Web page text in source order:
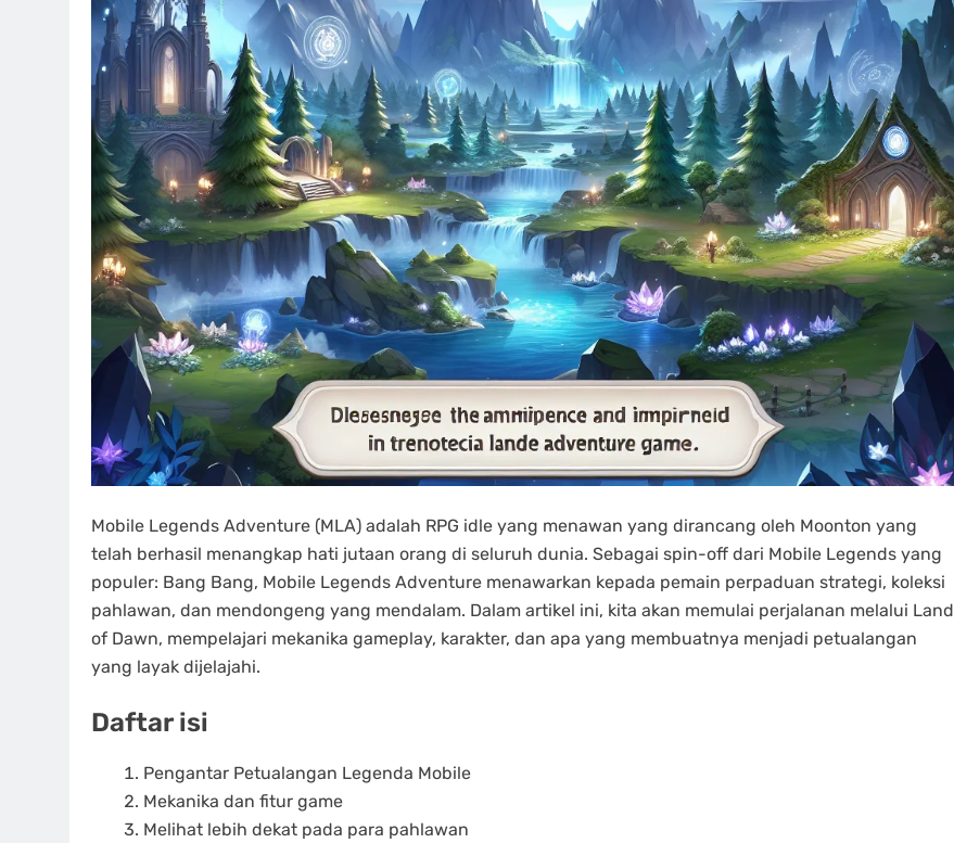
Mobile Legends Adventure (MLA) adalah RPG idle yang menawan yang dirancang oleh Moonton yang
telah berhasil menangkap hati jutaan orang di seluruh dunia. Sebagai spin-off dari Mobile Legends yang
populer: Bang Bang, Mobile Legends Adventure menawarkan kepada pemain perpaduan strategi, koleksi
pahlawan, dan mendongeng yang mendalam. Dalam artikel ini, kita akan memulai perjalanan melalui Land
of Dawn, mempelajari mekanika gameplay, karakter, dan apa yang membuatnya menjadi petualangan
yang layak dijelajahi.
Daftar isi
Pengantar Petualangan Legenda Mobile
Mekanika dan fitur game
Melihat lebih dekat pada para pahlawan